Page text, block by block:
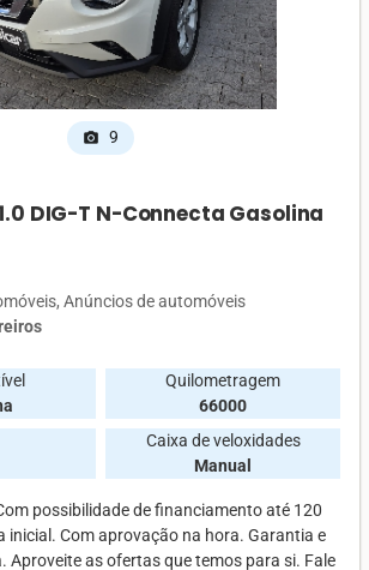
photo_camera 9
1.0 DIG-T N-Connecta Gasolina
Anúncios de automóveis
Quilometragem
66000
Caixa de veloxidades
Manual
possibilidade de financiamento até 120
inicial. Com aprovação na hora. Garantia e
Aproveite as ofertas que temos para si. Fale